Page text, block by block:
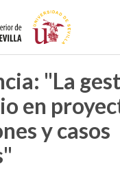
"La
en
y casos